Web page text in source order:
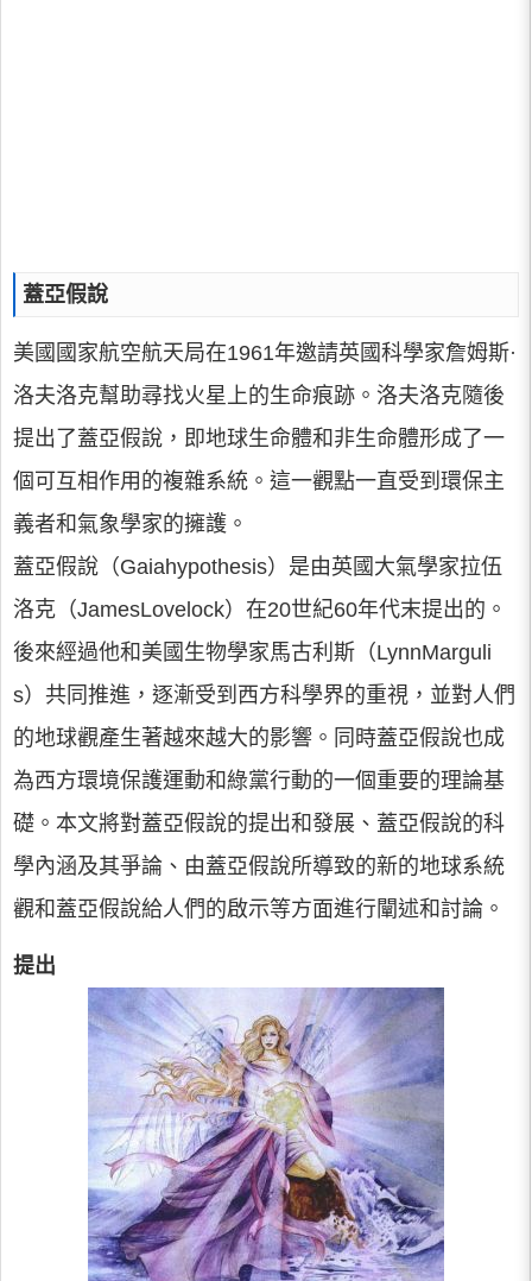
蓋亞假說
美國國家航空航天局在1961年邀請英國科學家詹姆斯·
洛夫洛克幫助尋找火星上的生命痕跡。洛夫洛克隨後
提出了蓋亞假說，即地球生命體和非生命體形成了一
個可互相作用的複雜系統。這一觀點一直受到環保主
義者和氣象學家的擁護。
蓋亞假說（Gaiahypothesis）是由英國大氣學家拉伍
洛克（JamesLovelock）在20世紀60年代末提出的。
後來經過他和美國生物學家馬古利斯（LynnMarguli
s）共同推進，逐漸受到西方科學界的重視，並對人們
的地球觀產生著越來越大的影響。同時蓋亞假說也成
為西方環境保護運動和綠黨行動的一個重要的理論基
礎。本文將對蓋亞假說的提出和發展、蓋亞假說的科
學內涵及其爭論、由蓋亞假說所導致的新的地球系統
觀和蓋亞假說給人們的啟示等方面進行闡述和討論。
提出